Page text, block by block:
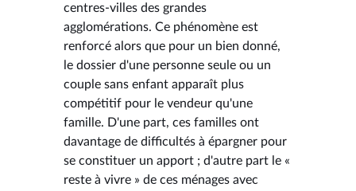
centres-villes des grandes
agglomérations. Ce phénomène est
renforcé alors que pour un bien donné,
le dossier d'une personne seule ou un
couple sans enfant apparaît plus
compétitif pour le vendeur qu'une
famille. D'une part, ces familles ont
davantage de difficultés à épargner pour
se constituer un apport ; d'autre part le «
reste à vivre » de ces ménages avec